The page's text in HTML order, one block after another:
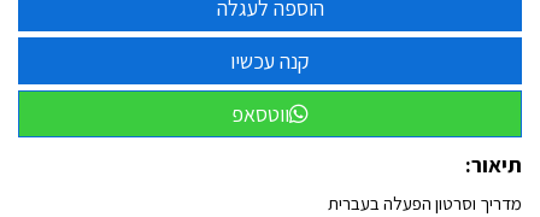
ווטסאפ
תיאור:
מדריך וסרטון הפעלה בעברית